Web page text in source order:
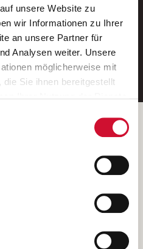
unsere Website zu
wir Informationen zu Ihrer
an unsere Partner für
Analysen weiter. Unsere
möglicherweise mit
Sie ihnen bereitgestellt
klicken, so stimmen
Cookies zu. Sie können
jederzeit widerrufen,
aufrufen und diese
von AWO
eintragen
Bezirksverbandes Unterfranken